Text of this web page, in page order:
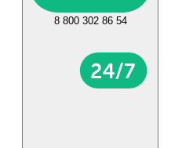
8 800 302 86 54